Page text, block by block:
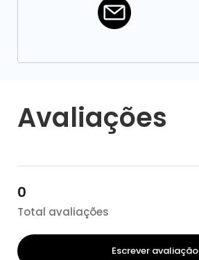
Avaliações
0
Total avaliações
Escrever avaliação